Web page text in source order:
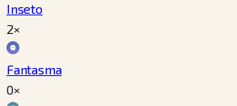
Inseto
2×
Fantasma
0×